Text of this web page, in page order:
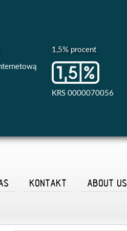
1,5% procent
KRS 0000070056
ABOUT US
KONTAKT